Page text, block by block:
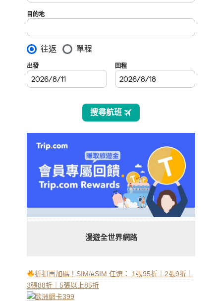
漫遊全世界網路
折扣再加碼！SIM/eSIM 任選： 1張95折｜2張9折｜
3張88折｜5張以上85折